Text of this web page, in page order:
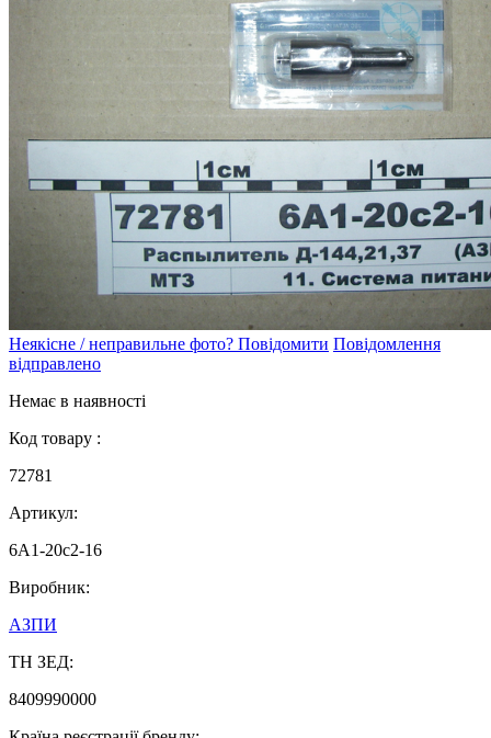
Неякісне / неправильне фото? Повідомити Повідомлення
відправлено
Немає в наявності
Код товару :
72781
Артикул:
6А1-20с2-16
Виробник:
АЗПИ
ТН ЗЕД:
8409990000